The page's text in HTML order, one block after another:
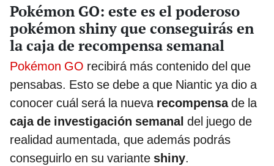
Pokémon GO: este es el poderoso
pokémon shiny que conseguirás en
la caja de recompensa semanal
Pokémon GO recibirá más contenido del que
pensabas. Esto se debe a que Niantic ya dio a
conocer cuál será la nueva recompensade la
caja de investigación semanal del juego de
realidad aumentada, que además podrás
conseguirlo en su variante shiny.